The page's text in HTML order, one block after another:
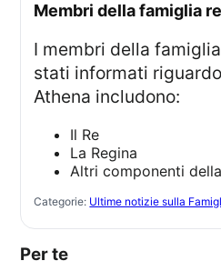
membri della famiglia
I membri della famiglia reale che sono
stati informati
Athena includono:
Il Re
La Regina
Altri componenti
Categorie: Ultime notizie sulla
Per te